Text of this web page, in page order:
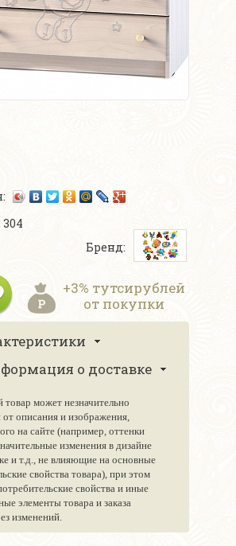
Бренд:
+3% тутсирублей
от покупки
о доставке
товар может незначительно
от описания и изображения,
на сайте (например, оттенки
изменения в дизайне
и т.д., не влияющие на основные
свойства товара), при этом
свойства и иные
элементы товара и заказа
изменений.